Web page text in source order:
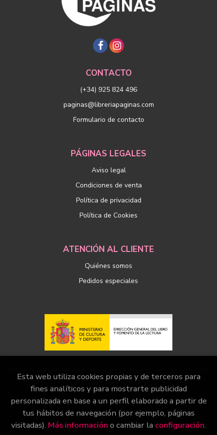
CONTACTO
(+34) 925 824 496
paginas@libreriapaginas.com
Formulario de contacto
PÁGINAS LEGALES
Aviso legal
Condiciones de venta
Política de privacidad
Política de Cookies
ATENCIÓN AL CLIENTE
Quiénes somos
Pedidos especiales
de Cultura y Deporte
2026 ©Librería Páginas. Todos los Derechos Reservados
|Grupo Trevenque
Esta web utiliza cookies propias y de terceros para
fines analíticos y para mostrarte publicidad
personalizada en base a un perfil elaborado a partir de
tus hábitos de navegación (por ejemplo, páginas
visitadas). Más información o cambiar la configuración.